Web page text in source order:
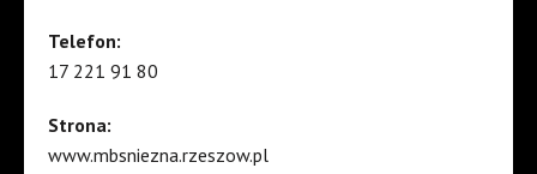
Telefon:
17 221 91 80
Strona:
www.mbsniezna.rzeszow.pl